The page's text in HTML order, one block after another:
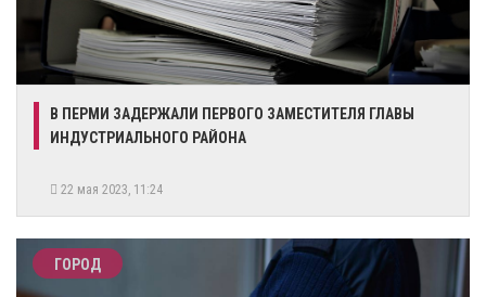
В ПЕРМИ ЗАДЕРЖАЛИ ПЕРВОГО ЗАМЕСТИТЕЛЯ ГЛАВЫ
ИНДУСТРИАЛЬНОГО РАЙОНА
22 мая 2023, 11:24
ГОРОД